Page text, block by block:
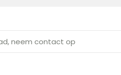
neem contact op